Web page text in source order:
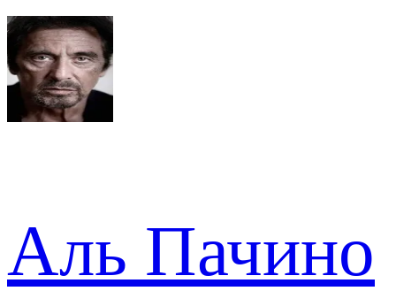
Аль Пачино